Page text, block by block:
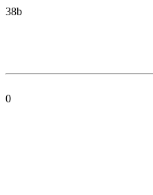
38b
0